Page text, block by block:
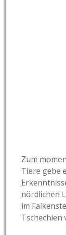
Zum
Tiere gebe
nördlichen
im
Tschechien